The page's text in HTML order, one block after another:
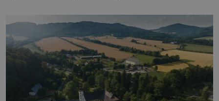
Je to opravdu tak, s věkem jako kdyby se paměť
rozhodla stávkovat. Cvičte